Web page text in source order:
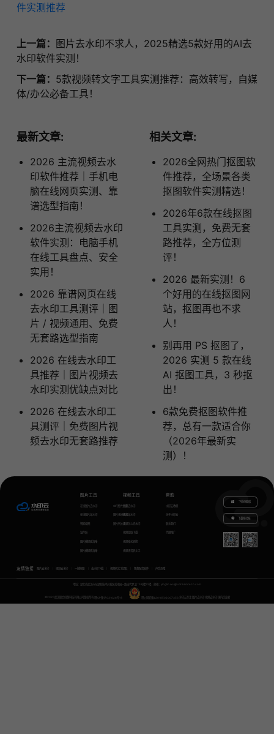
件实测推荐
上一篇： 图片去水印不求人，2025精选5款好用的AI去
水印软件实测！
下一篇： 5款视频转文字工具实测推荐：高效转写，自媒
体/办公必备工具！
最新文章:
2026 主流视频去水
印软件推荐｜手机电
脑在线网页实测、靠
谱选型指南！
2026主流视频去水印
软件实测：电脑手机
在线工具盘点、安全
实用！
2026 靠谱网页在线
去水印工具测评｜图
片 / 视频通用、免费
无套路选型指南
2026 在线去水印工
具推荐｜图片视频去
水印实测优缺点对比
2026 在线去水印工
具测评｜免费图片视
频去水印无套路推荐
相关文章:
2026全网热门抠图软
件推荐，全场景各类
抠图软件实测精选！
2026年6款在线抠图
工具实测，免费无套
路推荐，全方位测
评！
2026 最新实测！6
个好用的在线抠图网
站，抠图再也不求
人！
别再用 PS 抠图了，
2026 实测 5 款在线
AI 抠图工具，3 秒抠
出！
6款免费抠图软件推
荐，总有一款适合你
（2026年最新实
测）！
图片工具
在线图片去水印
在线图片加水印
智能抠图
证件照
图片模糊变清晰
图片模糊变清晰
GIF图片生成
图片无损放大
图片转文字
视频工具
视频去水印
视频加水印
视频怎么去水印
视频提取下载
视频格式转换
视频语音转文字
帮助
水印云教程
关于水印云
联系我们
代理推广
下载电脑版
下载移动端
友情链接 图片去水印 视频去水印 一键抠图 去水印下载 视频转文字提取 免费配音软件
地址：湖北省武汉市东湖新技术开发区关南园一路当代梦工厂4号楼10楼，邮箱：yinglin.wu@udreamtech.com
©2020武汉联合创想科技有限公司版权所有 鄂ICP备17031026号-8 鄂公网安备42018502007353 水印云专注 图片去水印 视频去水印 国内杰出者